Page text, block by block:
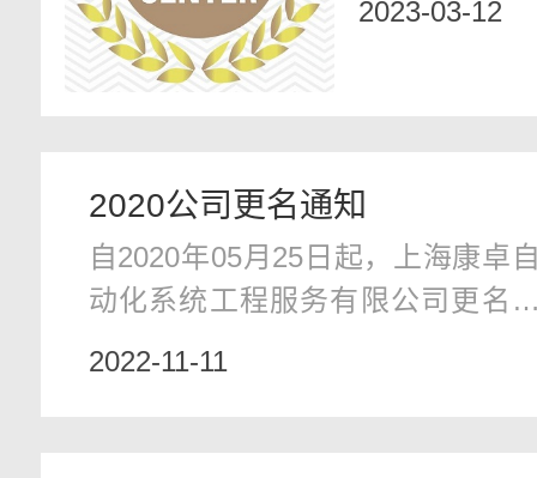
命押在团队
2023-03-12
2020公司更名通知
自2020年05月25日起，上海康卓
动化系统工程服务有限公司更名
“上海康卓自动化设备有限公司”。
2022-11-11